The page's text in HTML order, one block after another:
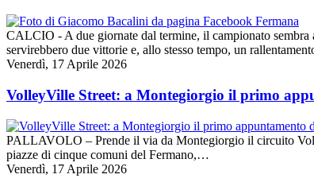
CALCIO - A due giornate dal termine, il campionato sembra
servirebbero due vittorie e, allo stesso tempo, un
Venerdì, 17 Aprile 2026
VolleyVille Street: a Montegiorgio il primo
PALLAVOLO – Prende il via da Montegiorgio il circuito
piazze di cinque comuni del Fermano,…
Venerdì, 17 Aprile 2026